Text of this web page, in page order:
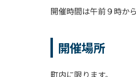
開催時間は午前９時か
開催場所
町内に限ります。